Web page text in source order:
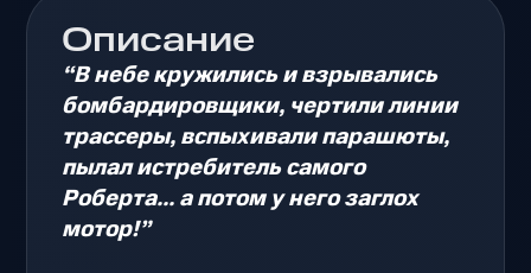
Описание
“В небе кружились и взрывались
бомбардировщики, чертили линии
трассеры, вспыхивали парашюты,
пылал истребитель самого
Роберта... а потом у него заглох
мотор!”